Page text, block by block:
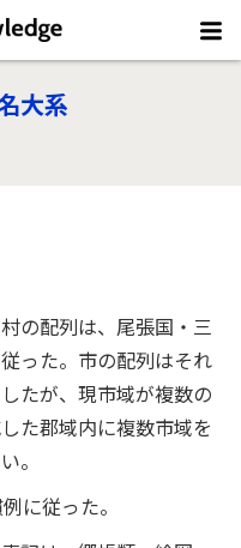
大系
の配列は、尾張国・三
った。市の配列はそれ
たが、現市域が複数の
た郡域内に複数市域を
。
に従った。